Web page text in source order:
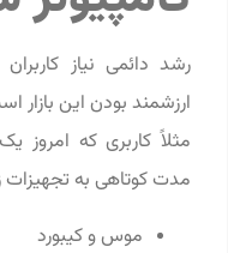
رشد دائمی نیاز
ارزشمند بودن این بازار
مثلاً کاربری که امروز
مدت کوتاهی به تجهیزات
موس و کیبورد